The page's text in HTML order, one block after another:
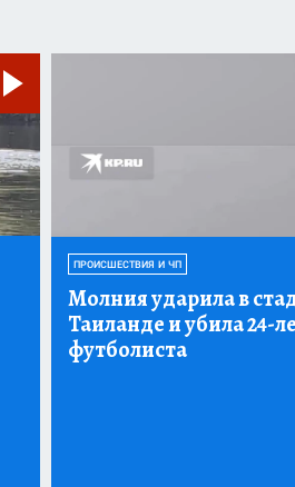
ПРОИСШЕСТВИЯ И ЧП
Молния ударила в
Таиланде и убила 24-
футболиста